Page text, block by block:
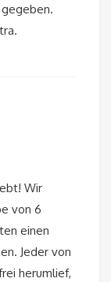
Wir
von 6
einen
Jeder von
herumlief,